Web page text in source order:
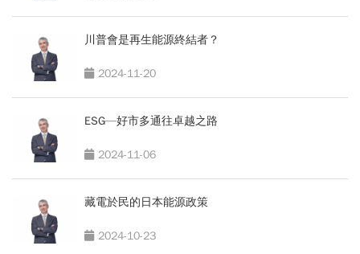
川普會是再生能源終結者？
2024-11-20
ESG—好市多通往卓越之路
2024-11-06
藏電於民的日本能源政策
2024-10-23